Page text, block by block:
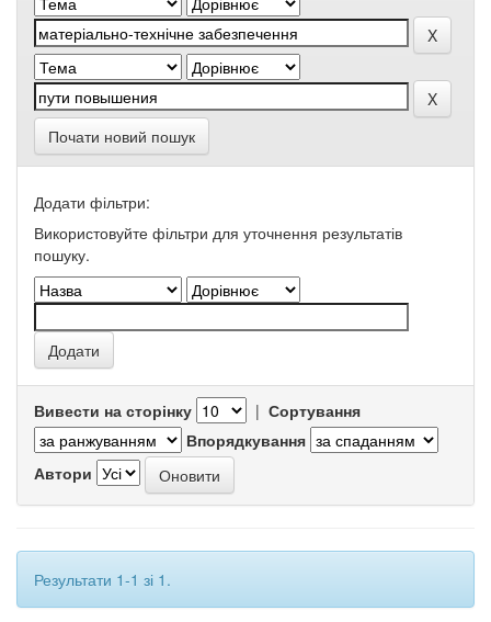
Почати новий пошук
Додати фільтри:
Використовуйте фільтри для уточнення результатів
пошуку.
Вивести на сторінку | Сортування
Впорядкування
Автори
Результати 1-1 зі 1.